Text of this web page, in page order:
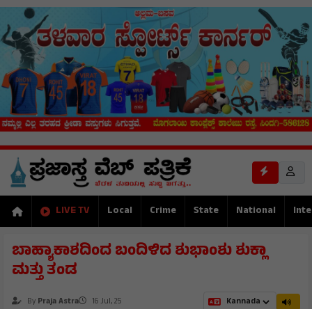
LIVE TV Local Crime State National
ಬಾಹ್ಯಾಕಾಶದಿಂದ ಬಂದಿಳಿದ ಶುಭಾಂಶು ಶುಕ್ಲಾ
ಮತ್ತು ತಂಡ